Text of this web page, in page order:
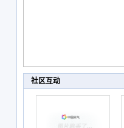
社区互动